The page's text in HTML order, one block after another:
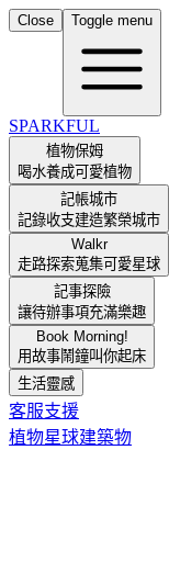
Close Toggle menu
SPARKFUL
植物保姆
喝水養成可愛植物
記帳城市
記錄收支建造繁榮城市
Walkr
走路探索蒐集可愛星球
記事探險
讓待辦事項充滿樂趣
Book Morning!
用故事鬧鐘叫你起床
生活靈感
客服支援
植物星球建築物